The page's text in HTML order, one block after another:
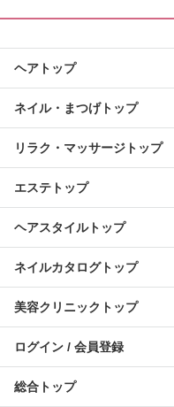
ヘアトップ
ネイル・まつげトップ
リラク・マッサージトップ
エステトップ
ヘアスタイルトップ
ネイルカタログトップ
美容クリニックトップ
ログイン / 会員登録
総合トップ